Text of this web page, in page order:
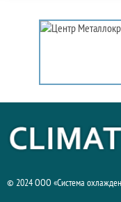
© 2024 ООО «Система